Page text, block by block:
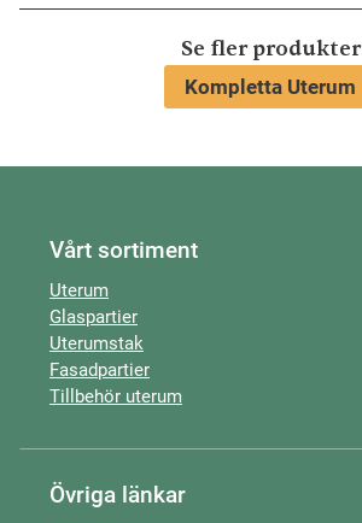
Se fler produkter
Kompletta Uterum
Vårt sortiment
Uterum
Glaspartier
Uterumstak
Fasadpartier
Tillbehör uterum
Övriga länkar